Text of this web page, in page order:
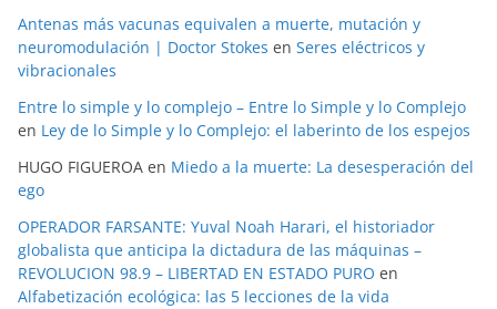
Antenas más vacunas equivalen a muerte, mutación y
neuromodulación | Doctor Stokes en Seres eléctricos y
vibracionales
Entre lo simple y lo complejo – Entre lo Simple y lo Complejo
en Ley de lo Simple y lo Complejo: el laberinto de los espejos
HUGO FIGUEROA en Miedo a la muerte: La desesperación del
ego
OPERADOR FARSANTE: Yuval Noah Harari, el historiador
globalista que anticipa la dictadura de las máquinas –
REVOLUCION 98.9 – LIBERTAD EN ESTADO PURO en
Alfabetización ecológica: las 5 lecciones de la vida